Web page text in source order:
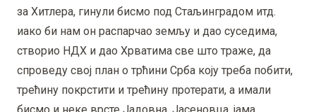
за Хитлера, гинули бисмо под Стаљинградом итд.
иако би нам он распарчао земљу и дао суседима,
створио НДХ и дао Хрватима све што траже, да
спроведу свој план о трћини Срба коју треба побити,
трећину покрстити и трећину протерати, а имали